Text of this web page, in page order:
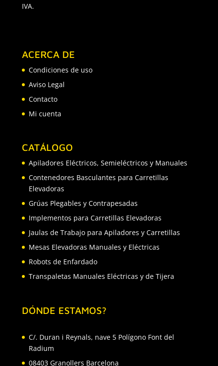
IVA.
ACERCA DE
Condiciones de uso
Aviso Legal
Contacto
Mi cuenta
CATÁLOGO
Apiladores Eléctricos, Semieléctricos y Manuales
Contenedores Basculantes para Carretillas
Elevadoras
Grúas Plegables y Contrapesadas
Implementos para Carretillas Elevadoras
Jaulas de Trabajo para Apiladores y Carretillas
Mesas Elevadoras Manuales y Eléctricas
Robots de Enfardado
Transpaletas Manuales Eléctricas y de Tijera
DÓNDE ESTAMOS?
C/. Duran i Reynals, nave 5 Polígono Font del
Radium
08403 Granollers Barcelona